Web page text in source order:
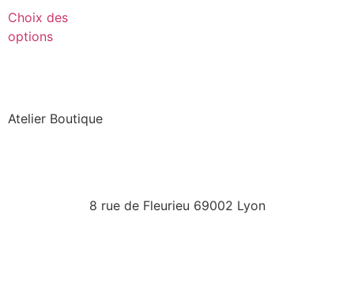
Choix des
options
Atelier Boutique
8 rue de Fleurieu 69002 Lyon